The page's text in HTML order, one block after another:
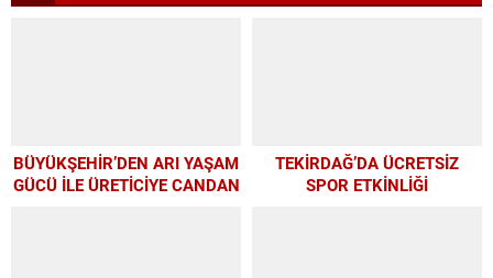
BÜYÜKŞEHİR’DEN ARI YAŞAM
GÜCÜ İLE ÜRETİCİYE CANDAN
TEKİRDAĞ’DA ÜCRETSİZ
SPOR ETKİNLİĞİ